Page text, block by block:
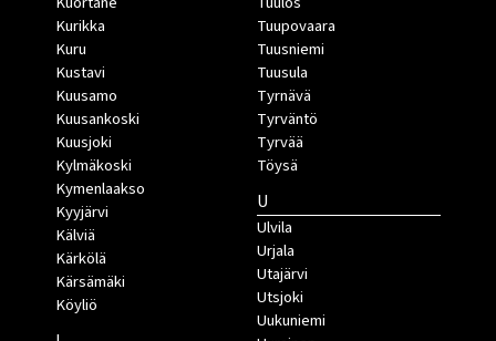
Kurikka
Kuru
Kustavi
Kuusamo
Kuusankoski
Kuusjoki
Kylmäkoski
Kymenlaakso
Kyyjärvi
Kälviä
Kärkölä
Kärsämäki
Köyliö
Tuupovaara
Tuusniemi
Tuusula
Tyrnävä
Tyrväntö
Tyrvää
Töysä
U
Ulvila
Urjala
Utajärvi
Utsjoki
Uukuniemi